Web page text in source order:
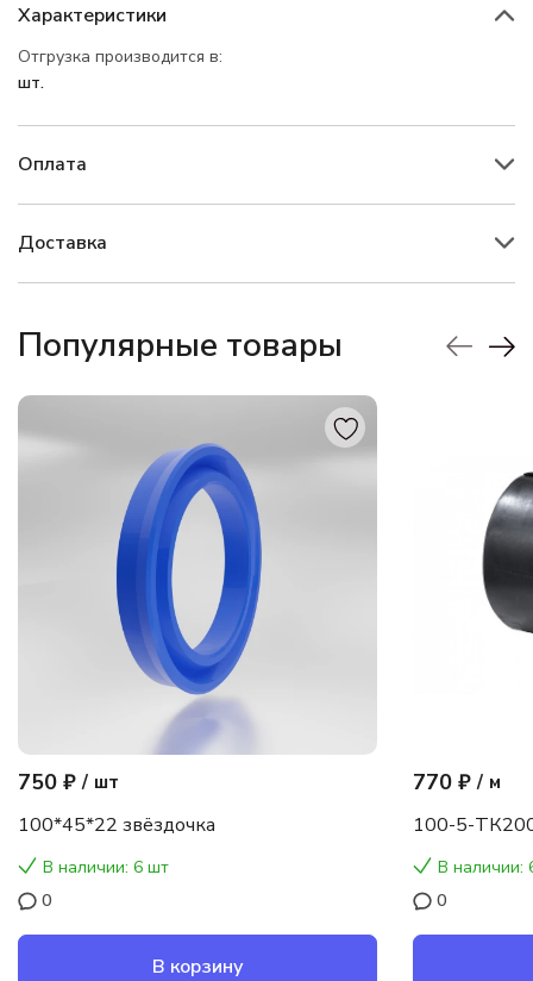
Характеристики
Отгрузка производится в:
шт.
Оплата
Доставка
Популярные товары
750 ₽ / шт
100*45*22 звёздочка
В наличии: 6 шт
0
В корзину
770 ₽ / м
100-5-
В наличии:
0